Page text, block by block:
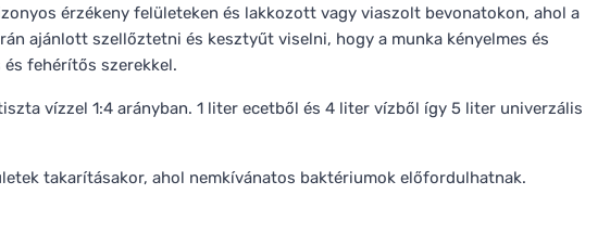
érzékeny felületeken és lakkozott vagy viaszolt bevonatokon, ahol a
ajánlott szellőztetni és kesztyűt viselni, hogy a munka kényelmes és
fehérítős szerekkel.
vízzel 1:4 arányban. 1 liter ecetből és 4 liter vízből így 5 liter univerzális
takarításakor, ahol nemkívánatos baktériumok előfordulhatnak.